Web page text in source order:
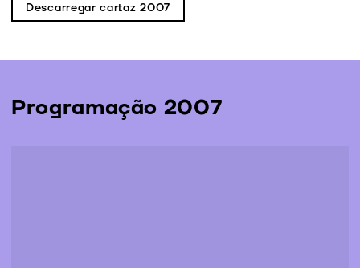
Descarregar cartaz 2007
Programação 2007